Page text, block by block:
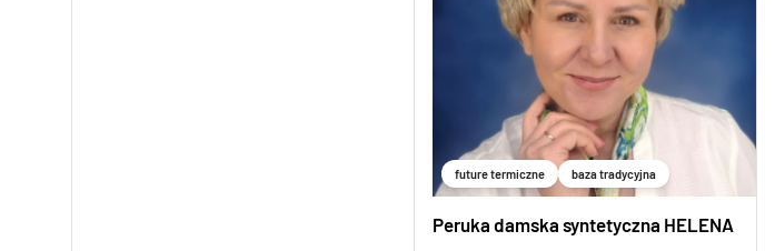
future termiczne baza tradycyjna
Peruka damska syntetyczna HELENA